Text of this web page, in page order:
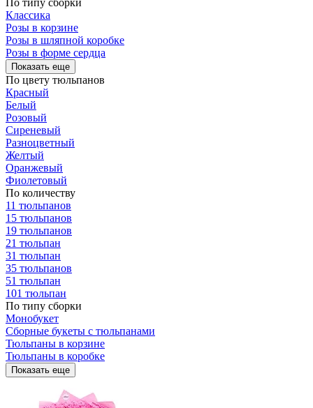
По типу сборки
Классика
Розы в корзине
Розы в шляпной коробке
Розы в форме сердца
Показать еще
По цвету тюльпанов
Красный
Белый
Розовый
Сиреневый
Разноцветный
Желтый
Оранжевый
Фиолетовый
По количеству
11 тюльпанов
15 тюльпанов
19 тюльпанов
21 тюльпан
31 тюльпан
35 тюльпанов
51 тюльпан
101 тюльпан
По типу сборки
Монобукет
Сборные букеты с тюльпанами
Тюльпаны в корзине
Тюльпаны в коробке
Показать еще